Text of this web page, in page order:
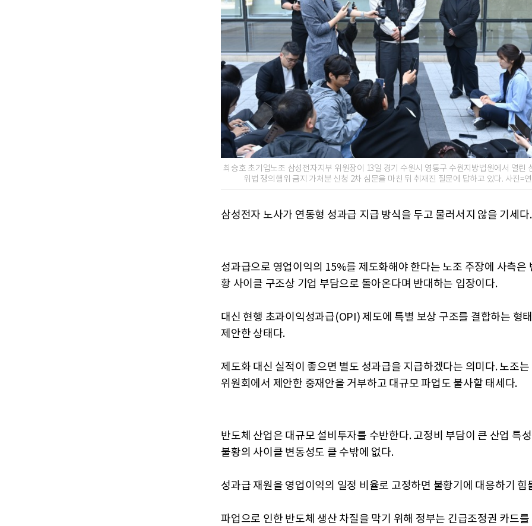
최승호 초기업노조 삼성전자지부 위원장이 13일 경기 수원시 영통구 수원지방법원에서 열린
위법 쟁의행위 금지 가처분 신청 2차 심문을 마친 뒤 취재진 질문에 답하고 있다. 사진=
삼성전자 노사가 연동형 성과급 지급 방식을 두고 물러서지 않을 기세다.
성과급으로 영업이익의 15%를 제도화해야 한다는 노조 주장에 사측은
황 사이클 구조상 기업 부담으로 돌아온다며 반대하는 입장이다.
대신 현행 초과이익성과급(OPI) 제도에 특별 보상 구조를 결합하는 형
제안한 상태다.
제도화 대신 실적이 좋으면 별도 성과급을 지급하겠다는 의미다. 노조
위원회에서 제안한 중재안을 거부하고 대규모 파업도 불사할 태세다.
반도체 산업은 대규모 설비투자를 수반한다. 고정비 부담이 큰 산업 특
불황의 사이클 변동성도 클 수밖에 없다.
성과급 재원을 영업이익의 일정 비율로 고정하면 불황기에 대응하기 힘
파업으로 인한 반도체 생산 차질을 막기 위해 정부는 긴급조정권 카드